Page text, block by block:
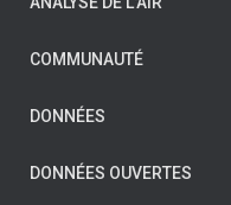
COMMUNAUTÉ
DONNÉES
DONNÉES OUVERTES